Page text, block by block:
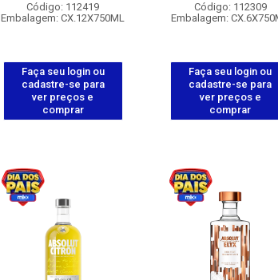
Código: 112419
Embalagem: CX.12X750ML
Faça seu login ou
cadastre-se para
ver preços e
comprar
Código: 112309
Embalagem:
Faça seu login ou
cadastre-se para
ver preços e
comprar